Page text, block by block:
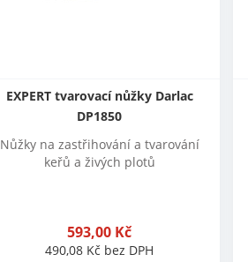
EXPERT tvarovací nůžky Darlac
DP1850
Nůžky na zastřihování a tvarování
keřů a živých plotů
593,00 Kč
490,08 Kč bez DPH